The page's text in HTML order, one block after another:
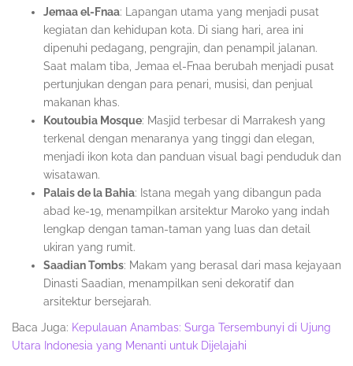
Jemaa el-Fnaa: Lapangan utama yang menjadi pusat
kegiatan dan kehidupan kota. Di siang hari, area ini
dipenuhi pedagang, pengrajin, dan penampil jalanan.
Saat malam tiba, Jemaa el-Fnaa berubah menjadi pusat
pertunjukan dengan para penari, musisi, dan penjual
makanan khas.
Koutoubia Mosque: Masjid terbesar di Marrakesh yang
terkenal dengan menaranya yang tinggi dan elegan,
menjadi ikon kota dan panduan visual bagi penduduk dan
wisatawan.
Palais de la Bahia: Istana megah yang dibangun pada
abad ke-19, menampilkan arsitektur Maroko yang indah
lengkap dengan taman-taman yang luas dan detail
ukiran yang rumit.
Saadian Tombs: Makam yang berasal dari masa kejayaan
Dinasti Saadian, menampilkan seni dekoratif dan
arsitektur bersejarah.
Baca Juga: Kepulauan Anambas: Surga Tersembunyi di Ujung
Utara Indonesia yang Menanti untuk Dijelajahi